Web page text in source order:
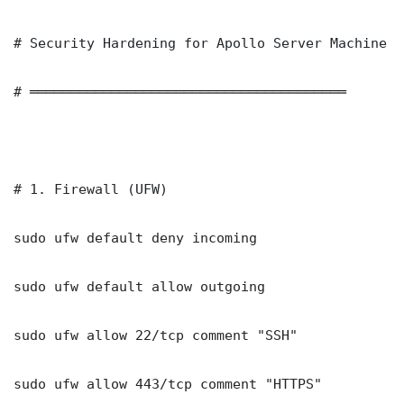
# Security Hardening for Apollo Server Machine
# ═══════════════════════════════════════
# 1. Firewall (UFW)
sudo ufw default deny incoming
sudo ufw default allow outgoing
sudo ufw allow 22/tcp comment "SSH"
sudo ufw allow 443/tcp comment "HTTPS"